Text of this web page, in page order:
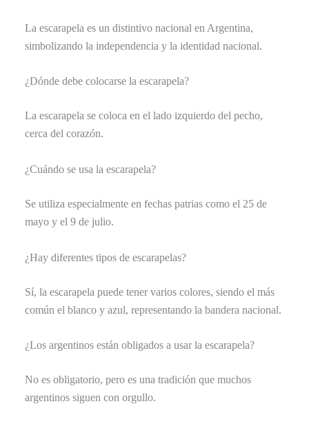
La escarapela es un distintivo nacional en Argentina,
simbolizando la independencia y la identidad nacional.
¿Dónde debe colocarse la escarapela?
La escarapela se coloca en el lado izquierdo del pecho,
cerca del corazón.
¿Cuándo se usa la escarapela?
Se utiliza especialmente en fechas patrias como el 25 de
mayo y el 9 de julio.
¿Hay diferentes tipos de escarapelas?
Sí, la escarapela puede tener varios colores, siendo el más
común el blanco y azul, representando la bandera nacional.
¿Los argentinos están obligados a usar la escarapela?
No es obligatorio, pero es una tradición que muchos
argentinos siguen con orgullo.